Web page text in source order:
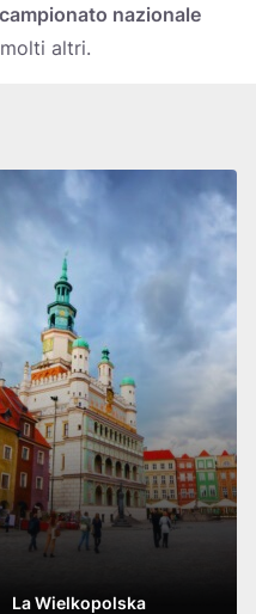
campionato nazionale
altri.
La Wielkopolska